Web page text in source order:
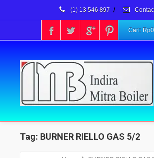
(1) 13 546 897 /
Cart: Rp0
Tag: BURNER RIELLO GAS 5/2